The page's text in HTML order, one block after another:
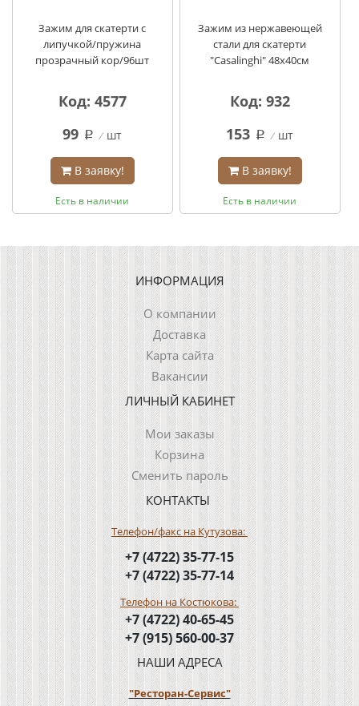
Зажим для скатерти с
липучкой/пружина
прозрачный кор/96шт
Код: 4577
99 q шт
В заявку!
Есть в наличии
Зажим из нержавеющей
стали для скатерти
"Casalinghi" 48х40см
Код: 932
153 q шт
В заявку!
Есть в наличии
ИНФОРМАЦИЯ
О компании
Доставка
Карта сайта
Вакансии
ЛИЧНЫЙ КАБИНЕТ
Мои заказы
Корзина
Сменить пароль
КОНТАКТЫ
Телефон/факс на Кутузова:
+7 (4722) 35-77-15
+7 (4722) 35-77-14
Телефон на Костюкова:
+7 (4722) 40-65-45
+7 (915) 560-00-37
НАШИ АДРЕСА
"Ресторан-Сервис"